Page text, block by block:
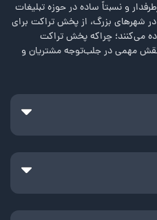
و نسبتاً ساده در حوزه تبلیغات
شهرهای بزرگ، از پخش تراکت برای
می‌کنند؛ چراکه پخش تراکت
مهمی در جلب‌توجه مشتریان و
فرصت‌های شغلی متنوع، توجه
را جلب کرده است. در این
پخش کن می‌پردازیم.
به تبلیغات، به‌ویژه در شهرهای
بالایی برخوردار است. این شغل
می‌توانند به‌سرعت به بازار کار